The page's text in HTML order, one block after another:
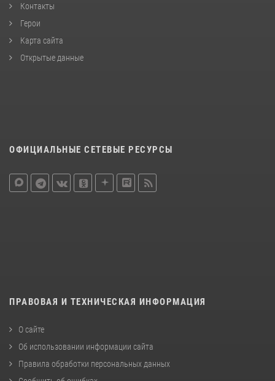
Контакты
Герои
Карта сайта
Открытые данные
ОФИЦИАЛЬНЫЕ СЕТЕВЫЕ РЕСУРСЫ
ПРАВОВАЯ И ТЕХНИЧЕСКАЯ ИНФОРМАЦИЯ
О сайте
Об использовании информации сайта
Правила обработки персональных данных